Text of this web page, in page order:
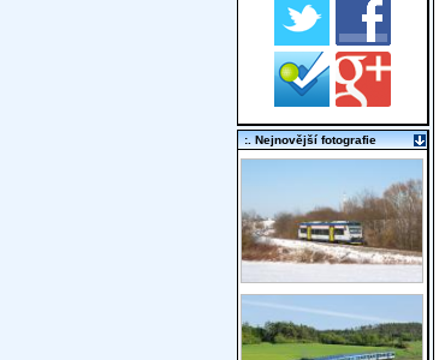
:. Nejnovější fotografie